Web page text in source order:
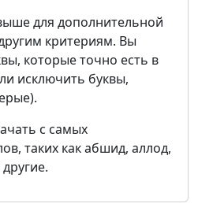
для дополнительной
критериям. Вы
которые точно есть в
исключить буквы,
с самых
таких как абшид, аллод,